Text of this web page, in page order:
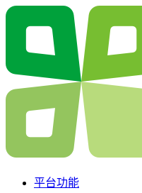
平台功能